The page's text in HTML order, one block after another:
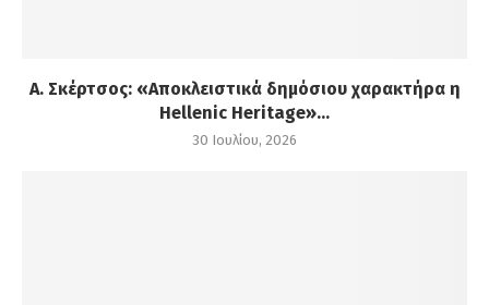
Α. Σκέρτσος: «Αποκλειστικά δημόσιου χαρακτήρα η
Hellenic Heritage»...
30 Ιουλίου, 2026